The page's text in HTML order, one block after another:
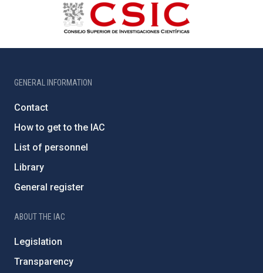
GENERAL INFORMATION
Contact
How to get to the IAC
List of personnel
Library
General register
ABOUT THE IAC
Legislation
Transparency